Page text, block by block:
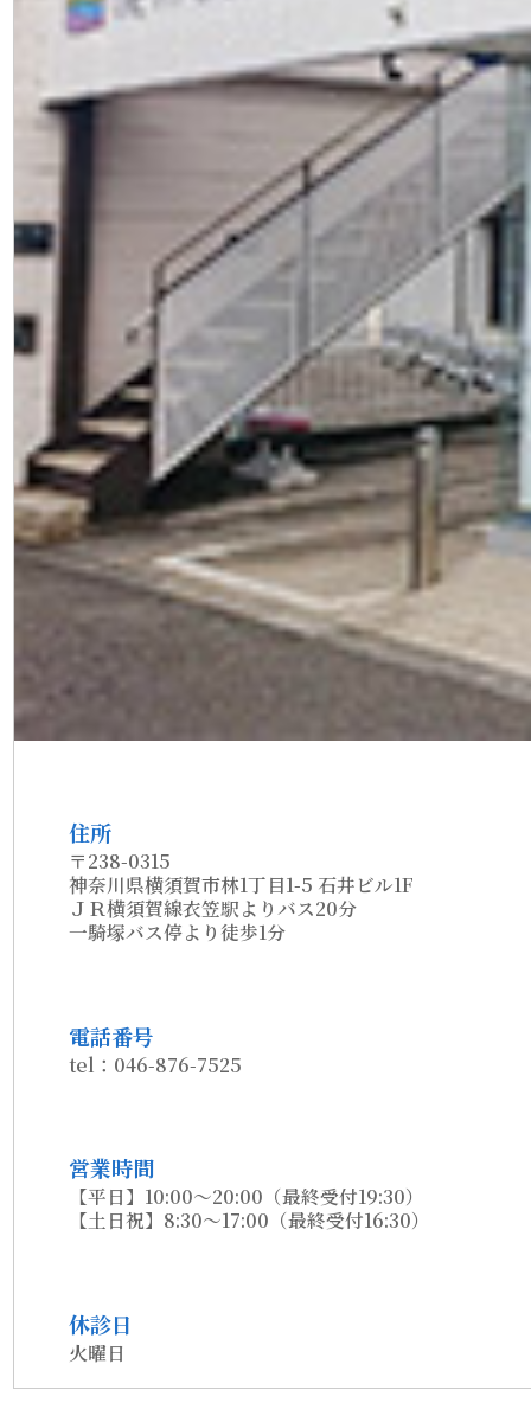
住所
〒238-0315
神奈川県横須賀市林1丁目1-5 石井ビル1F
ＪＲ横須賀線衣笠駅よりバス20分
一騎塚バス停より徒歩1分
電話番号
tel：046-876-7525
営業時間
【平日】10:00～20:00（最終受付19:30）
【土日祝】8:30～17:00（最終受付16:30）
休診日
火曜日